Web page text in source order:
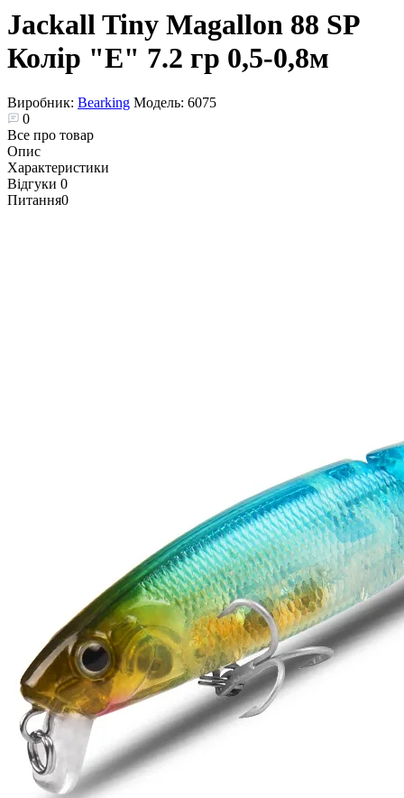
Jackall Tiny Magallon 88 SP
Колір "E" 7.2 гр 0,5-0,8м
Виробник: Bearking Модель: 6075
0
Все про товар
Опис
Характеристики
Відгуки 0
Питання0